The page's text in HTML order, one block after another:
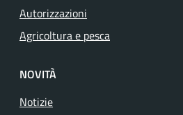
Autorizzazioni
Agricoltura e pesca
NOVITÀ
Notizie